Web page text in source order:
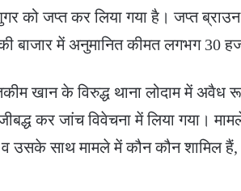
को जप्त कर लिया गया है। जप्त
बाजार में अनुमानित कीमत लगभग 30
तकीम खान के विरुद्ध थाना लोदाम में
कर जांच विवेचना में लिया गया।
व उसके साथ मामले में कौन कौन शामिल